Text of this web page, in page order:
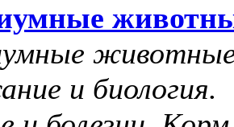
и биология.